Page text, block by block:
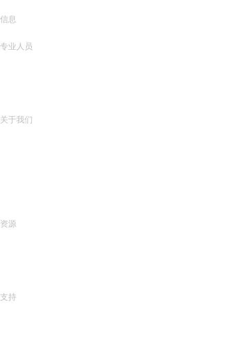
信息
专业人员
关于我们
资源
支持